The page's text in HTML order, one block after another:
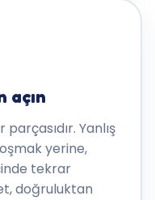
açın
Yanlış
yerine,
tekrar
doğruluktan